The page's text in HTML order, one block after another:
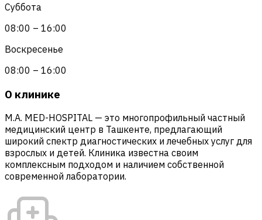
Суббота
08:00 – 16:00
Воскресенье
08:00 – 16:00
О клинике
M.A. MED-HOSPITAL — это многопрофильный частный
медицинский центр в Ташкенте, предлагающий
широкий спектр диагностических и лечебных услуг для
взрослых и детей. Клиника известна своим
комплексным подходом и наличием собственной
современной лаборатории.